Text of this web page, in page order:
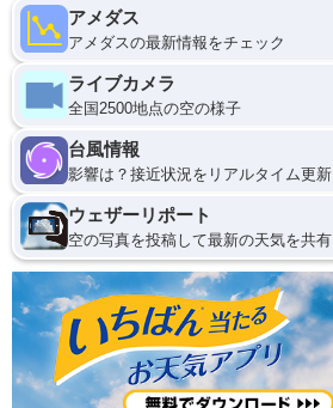
アメダス
アメダスの最新情報をチェック
ライブカメラ
全国2500地点の空の様子
台風情報
影響は？接近状況をリアルタイム更新
ウェザーリポート
空の写真を投稿して最新の天気を共有